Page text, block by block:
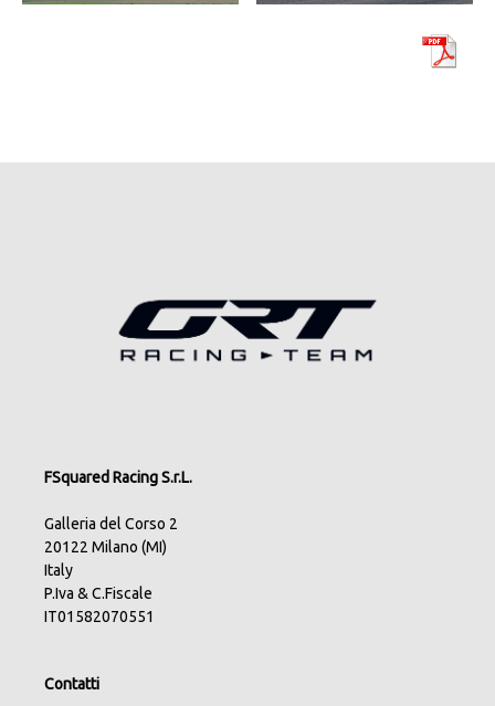
FSquared Racing S.r.L.
Galleria del Corso 2
20122 Milano (MI)
Italy
P.Iva & C.Fiscale
IT01582070551
Contatti